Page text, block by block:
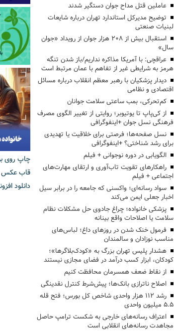
عاملین قتل مداح جوان دستگیر شدند
توضیح مدیرکل استاندارد تهران درباره شایعات
لبنیات صنعتی
استقبال بیش از ۲۰۸ هزار جوان از رویداد «جوان
سال»
عراقچی: با آمریکا مذاکره نداریم/باز شدن تنگه
هرمز به شرایطی غیر از تفاهم با عمان مرتبط است
دیدار پزشکیان با رهبر معظم انقلاب درباره مسائل
اقتصادی و نظامی
کم‌تحرکی، بمب ساعتی سلامت جوانان
از کی‌پاپ تا یوتیوبر؛ روایتی از تغییر الگوی مصرف
فرهنگی نسل جوان +اینفوگرافی
نسل صفحه‌ها؛ فرصتی برای خلاقیت یا تهدیدی
برای رشد شناختی؟ +اینفوگرافی
الگویابی در دوره نوجوانی + فیلم
راهکارهای تقویت تاب‌آوری و ارتقای مهارت‌های
اجتماعی + فیلم
سواد رسانه‌ای؛ واکسنی که جامعه را در برابر سیل
اخبار جعلی ایمن می‌کند
پزشکی خانواده؛ چراغ جادوی حل مشکلات نظام
سلامت یا اصلاحات واقع بینانه
فرمول خنک شدن در روزهای داغ؛ لباس‌های
مناسب نوزادان و سالمندان
هشدار پلیس تهران بزرگ به «کودک‌بلاگرها»؛
کودکان، ابزار کسب درآمد در فضای مجازی نیستند
از نقاط ضعف همسرمان محافظت کنیم
اصلاح ناترازی بانک‌ها؛ پیش‌شرط کنترل نقدینگی
رشد ۱۱۲ هزار واحدی شاخص کل بورس؛ فتح قله
۵.۵ میلیون واحدی
اعتراف رسانه‌های خارجی به شکست ترامپ حاصل
مجاهدت رسانه‌های انقلابی است
چاپ روی
قاب عکس
دانلود